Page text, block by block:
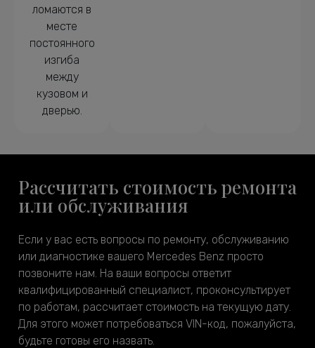
ломаются в
месте
постоянного
изгиба
между
кузовом и
дверью.
Рассчитать стоимость ремонта
или обслуживания
Если у вас есть вопросы по ремонту, обслуживанию
или диагностике вашего Mercedes Benz просто
позвоните нам. На ваши вопросы ответит
квалифицированный специалист, проконсультирует
по работам, рассчитает стоимость на текущую дату.
Для этого может потребоваться VIN-код, пожалуйста,
будьте готовы его назвать.